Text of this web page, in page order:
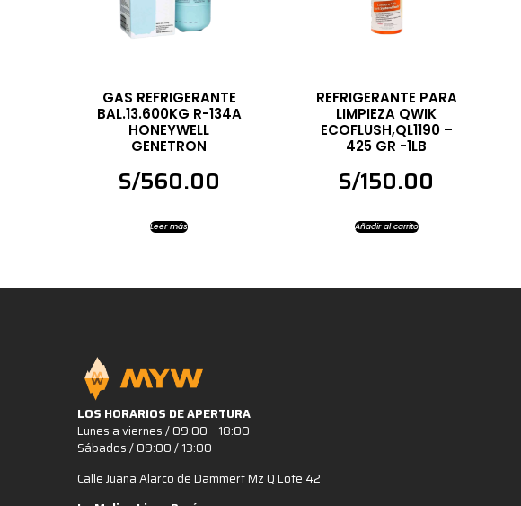
GAS REFRIGERANTE
BAL.13.600KG R-134A
HONEYWELL
GENETRON
S/560.00
Leer más
REFRIGERANTE PARA
LIMPIEZA QWIK
ECOFLUSH,QL1190 –
425 GR -1LB
S/150.00
Añadir al carrito
LOS HORARIOS DE APERTURA
Lunes a viernes / 09:00 – 18:00
Sábados / 09:00 / 13:00
Calle Juana Alarco de Dammert Mz Q Lote 42